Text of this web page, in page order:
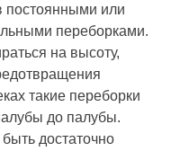
постоянными или
переборками.
на высоту,
такие переборки
до палубы.
достаточно